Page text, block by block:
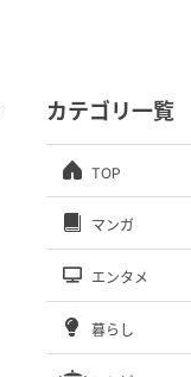
カテゴリ一覧
TOP
マンガ
エンタメ
暮らし